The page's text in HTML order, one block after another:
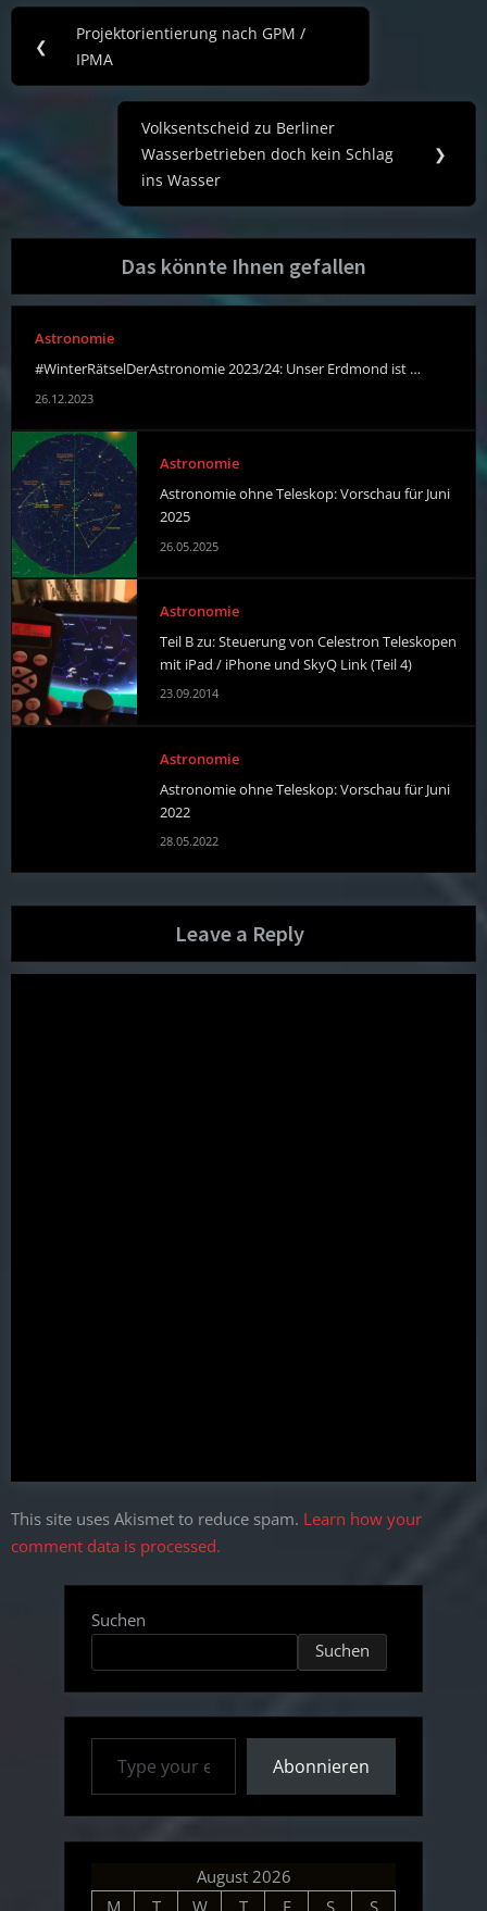
Post
navigation
❮
Previous
Post:
Projektorientierung nach GPM /
IPMA
Next
Post:
Volksentscheid zu Berliner
Wasserbetrieben doch kein Schlag
ins Wasser
❯
Das könnte Ihnen gefallen
Astronomie
#WinterRätselDerAstronomie 2023/24: Unser Erdmond ist …
26.12.2023
Astronomie
Astronomie ohne Teleskop: Vorschau für Juni
2025
26.05.2025
Astronomie
Teil B zu: Steuerung von Celestron Teleskopen
mit iPad / iPhone und SkyQ Link (Teil 4)
23.09.2014
Astronomie
Astronomie ohne Teleskop: Vorschau für Juni
2022
28.05.2022
Leave a Reply
This site uses Akismet to reduce spam. Learn how your
comment data is processed.
Suchen
Suchen
Type your email…
Abonnieren
August 2026
M
T W T F S S